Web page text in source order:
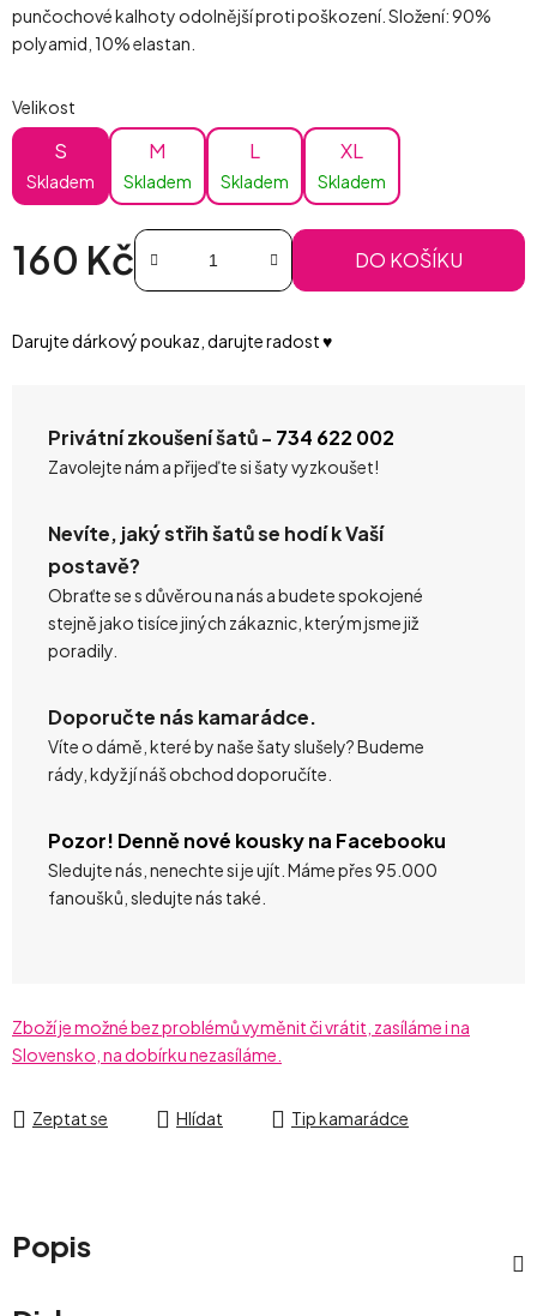
punčochové kalhoty odolnější proti poškození. Složení: 90%
polyamid, 10% elastan.
Velikost
S
Skladem
M
Skladem
L
Skladem
XL
Skladem
160 Kč DO KOŠÍKU
Darujte dárkový poukaz, darujte radost ♥️
Privátní zkoušení šatů - 734 622 002
Zavolejte nám a přijeďte si šaty vyzkoušet!
Nevíte, jaký střih šatů se hodí k Vaší
postavě?
Obraťte se s důvěrou na nás a budete spokojené
stejně jako tisíce jiných zákaznic, kterým jsme již
poradily.
Doporučte nás kamarádce.
Víte o dámě, které by naše šaty slušely? Budeme
rády, když jí náš obchod doporučíte.
Pozor! Denně nové kousky na Facebooku
Sledujte nás, nenechte si je ujít. Máme přes 95.000
fanoušků, sledujte nás také.
Zboží je možné bez problémů vyměnit či vrátit, zasíláme i na
Slovensko, na dobírku nezasíláme.
Zeptat se Hlídat Tip kamarádce
Popis